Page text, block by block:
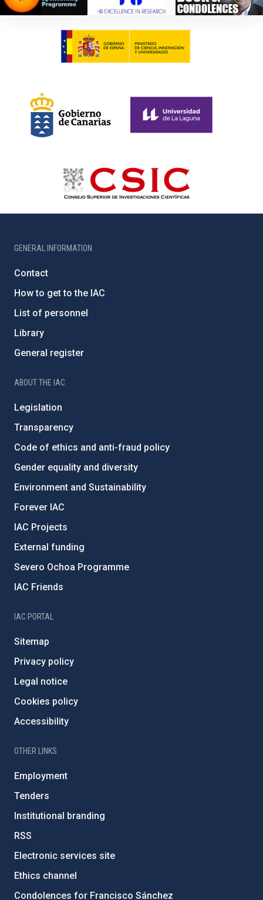
GENERAL INFORMATION
Contact
How to get to the IAC
List of personnel
Library
General register
ABOUT THE IAC
Legislation
Transparency
Code of ethics and anti-fraud policy
Gender equality and diversity
Environment and Sustainability
Forever IAC
IAC Projects
External funding
Severo Ochoa Programme
IAC Friends
IAC PORTAL
Sitemap
Privacy policy
Legal notice
Cookies policy
Accessibility
OTHER LINKS
Employment
Tenders
Institutional branding
RSS
Electronic services site
Ethics channel
Condolences for Francisco Sánchez